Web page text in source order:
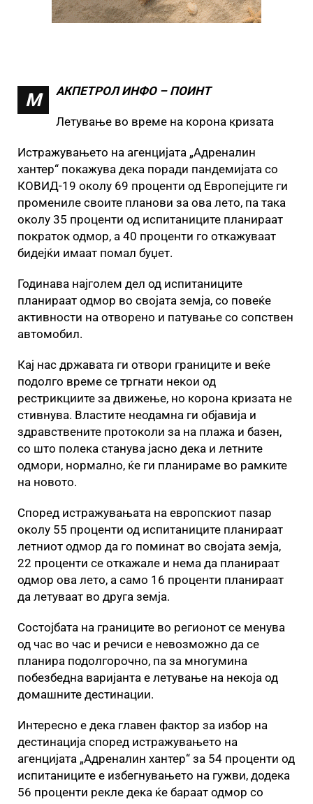
М АКПЕТРОЛ ИНФО – ПОИНТ
Летување во време на корона кризата
Истражувањето на агенцијата „Адреналин
хантер“ покажува дека поради пандемијата со
КОВИД-19 околу 69 проценти од Европејците ги
промениле своите планови за ова лето, па така
околу 35 проценти од испитаниците планираат
пократок одмор, а 40 проценти го откажуваат
бидејќи имаат помал буџет.
Годинава најголем дел од испитаниците
планираат одмор во својата земја, со повеќе
активности на отворено и патување со сопствен
автомобил.
Кај нас државата ги отвори границите и веќе
подолго време се тргнати некои од
рестрикциите за движење, но корона кризата не
стивнува. Властите неодамна ги објавија и
здравствените протоколи за на плажа и базен,
со што полека станува јасно дека и летните
одмори, нормално, ќе ги планираме во рамките
на новото.
Според истражувањата на европскиот пазар
околу 55 проценти од испитаниците планираат
летниот одмор да го поминат во својата земја,
22 проценти се откажале и нема да планираат
одмор ова лето, а само 16 проценти планираат
да летуваат во друга земја.
Состојбата на границите во регионот се менува
од час во час и речиси е невозможно да се
планира подолгорочно, па за многумина
побезбедна варијанта е летување на некоја од
домашните дестинации.
Интересно е дека главен фактор за избор на
дестинација според истражувањето на
агенцијата „Адреналин хантер“ за 54 проценти од
испитаниците е избегнувањето на гужви, додека
56 проценти рекле дека ќе бараат одмор со